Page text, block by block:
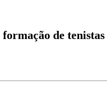
de tenistas